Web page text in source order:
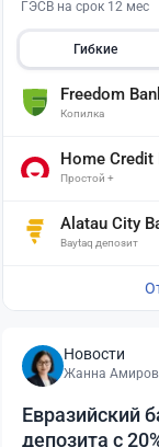
ГЭСВ на срок 12 мес
Гибкие
Freedom
Копилка
Home Credit
Простой +
Alatau City
Baytaq депозит
Новости
Жанна
Евразийский
депозита с